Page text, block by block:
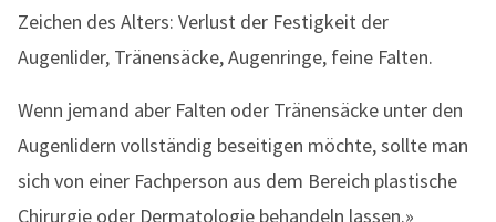
Zeichen des Alters: Verlust der Festigkeit der
Augenlider, Tränensäcke, Augenringe, feine Falten.
Wenn jemand aber Falten oder Tränensäcke unter den
Augenlidern vollständig beseitigen möchte, sollte man
sich von einer Fachperson aus dem Bereich plastische
Chirurgie oder Dermatologie behandeln lassen.»